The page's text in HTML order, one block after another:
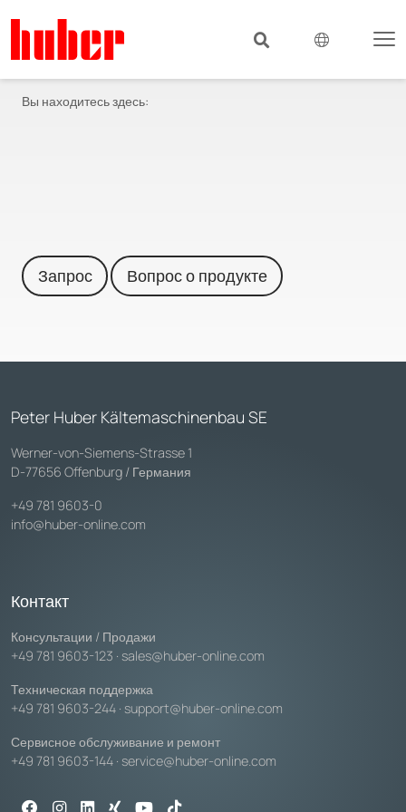
Вы находитесь здесь:
Запрос Вопрос о продукте
Peter Huber Kältemaschinenbau SE
Werner-von-Siemens-Strasse 1
D-77656 Offenburg / Германия
+49 781 9603-0
info@huber-online.com
Контакт
Консультации / Продажи
+49 781 9603-123 · sales@huber-online.com
Техническая поддержка
+49 781 9603-244 · support@huber-online.com
Сервисное обслуживание и ремонт
+49 781 9603-144 · service@huber-online.com